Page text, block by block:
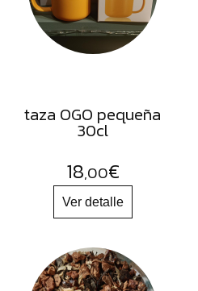
FRUTOS
SECOS
SAL
HARINAS
ACEITES
FLORES
PRODUCTOS
ACCESORIOS
ALIMENTOS
DESHIDRATADOS
taza OGO pequeña
30cl
18,00€